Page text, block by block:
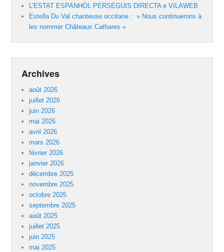
L’ESTAT ESPANHÒL PERSEGUIS DIRECTA e VILAWEB
Estella Du Val chanteuse occitane : » Nous continuerons à
les nommer Châteaux Cathares «
Archives
août 2026
juillet 2026
juin 2026
mai 2026
avril 2026
mars 2026
février 2026
janvier 2026
décembre 2025
novembre 2025
octobre 2025
septembre 2025
août 2025
juillet 2025
juin 2025
mai 2025